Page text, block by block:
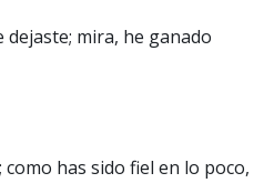
dejaste; mira, he ganado
has sido fiel en lo poco,